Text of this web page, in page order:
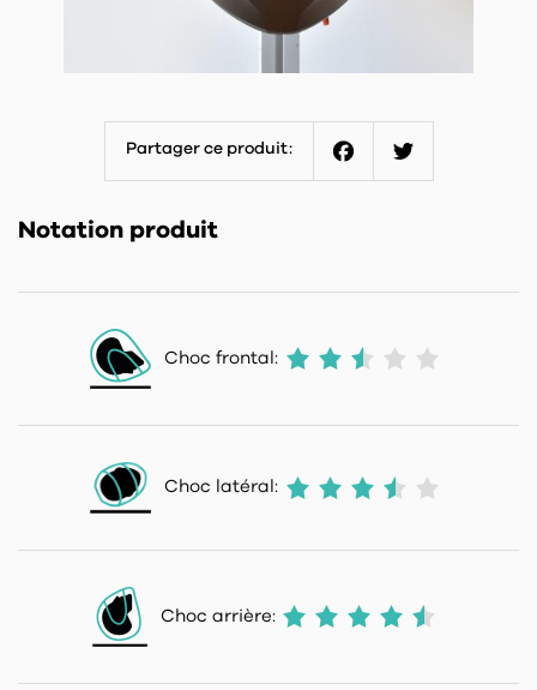
Partager ce produit:
Notation produit
Choc frontal:
Choc latéral:
Choc arrière: